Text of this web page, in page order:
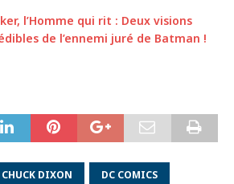
l’Homme qui rit : Deux visions
de l’ennemi juré de Batman !
CHUCK DIXON DC COMICS